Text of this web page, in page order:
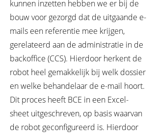
kunnen inzetten hebben we er bij de
bouw voor gezorgd dat de uitgaande e-
mails een referentie mee krijgen,
gerelateerd aan de administratie in de
backoffice (CCS). Hierdoor herkent de
robot heel gemakkelijk bij welk dossier
en welke behandelaar de e-mail hoort.
Dit proces heeft BCE in een Excel-
sheet uitgeschreven, op basis waarvan
de robot geconfigureerd is. Hierdoor